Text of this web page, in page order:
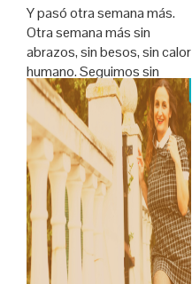
Y pasó otra semana más.
Otra semana más sin
abrazos, sin besos, sin calor
humano. Seguimos sin
poder ver a los que nos
importan. Aún estamos en
confinamiento, aunque haya
quien parece que lo
empieza a olvidar. Desde el
2 de mayo podemos hacer